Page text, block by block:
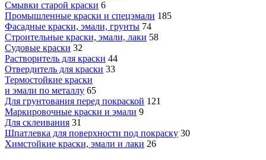
Смывки старой краски 6
Промышленные краски и спецэмали 185
Фасадные краски, эмали, грунты 74
Строительные краски, эмали, лаки 58
Судовые краски 32
Растворитель для краски 44
Отвердитель для краски 33
Термостойкие краски
и эмали по металлу 65
Для грунтования перед покраской 121
Маркировочные краски и эмали 9
Для склеивания 31
Шпатлевка для поверхности под покраску 30
Химстойкие краски, эмали и лаки 26